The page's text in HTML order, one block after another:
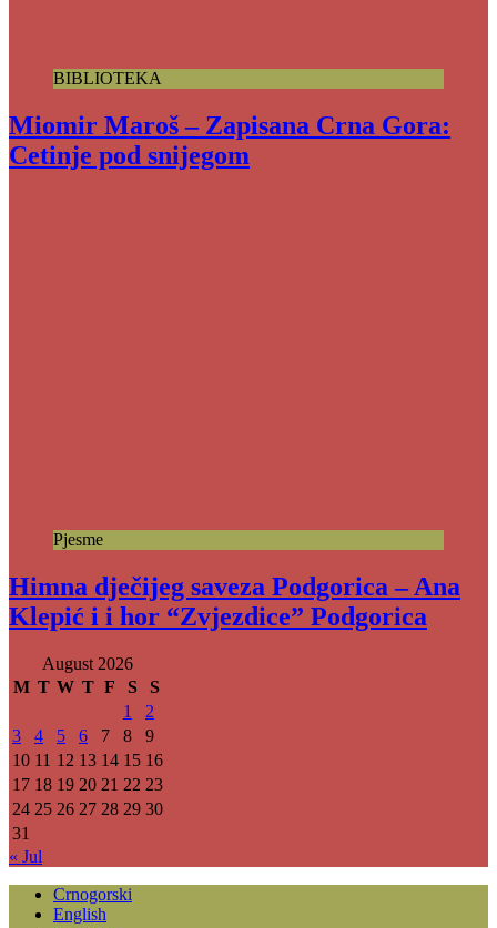
BIBLIOTEKA
Miomir Maroš – Zapisana Crna Gora:
Cetinje pod snijegom
Pjesme
Himna dječijeg saveza Podgorica – Ana
Klepić i i hor “Zvjezdice” Podgorica
August 2026
M T W T F S
S
1
2
3
4 5 6 7 8
9
10 11 12 13 14 15 16
17 18 19 20 21 22 23
24 25 26 27 28 29 30
31
« Jul
Crnogorski
English